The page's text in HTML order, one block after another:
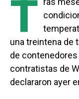
T
una treintena de
de contenedores
contratistas de
declararon ayer